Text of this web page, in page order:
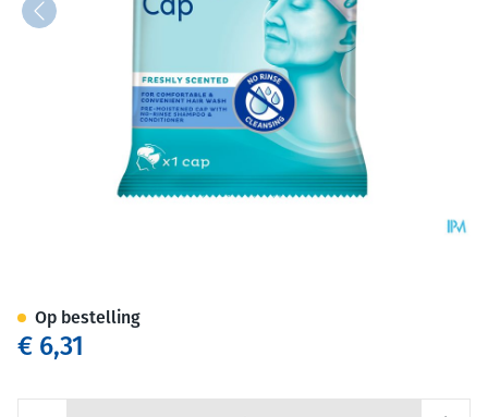
€ 6,31
Op bestelling